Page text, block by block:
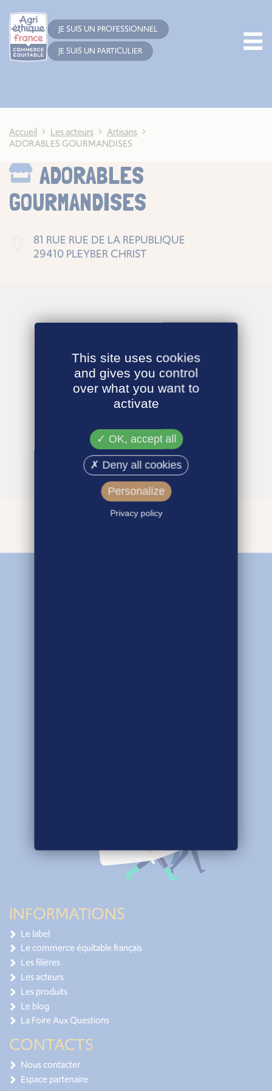
JE SUIS UN PROFESSIONNEL
JE SUIS UN PARTICULIER
Accueil Les acteurs
Artisans
ADORABLES GOURMANDISES
ADORABLES
GOURMANDISES
81 RUE RUE DE LA REPUBLIQUE
29410 PLEYBER CHRIST
INFORMATIONS
Le label
Le commerce équitable français
Les filières
Les acteurs
Les produits
Le blog
La Foire Aux Questions
CONTACTS
Nous contacter
Espace partenaire
This site uses cookies
and gives you control
over what you want to
activate
OK, accept all
Deny all cookies
Personalize
Privacy policy